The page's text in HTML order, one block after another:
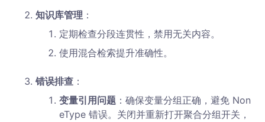
知识库管理 ：
定期检查分段连贯性，禁用无关内容。
使用混合检索提升准确性。
错误排查 ：
变量引用问题 ：确保变量分组正确，避免 Non
eType 错误。关闭并重新打开聚合分组开关，